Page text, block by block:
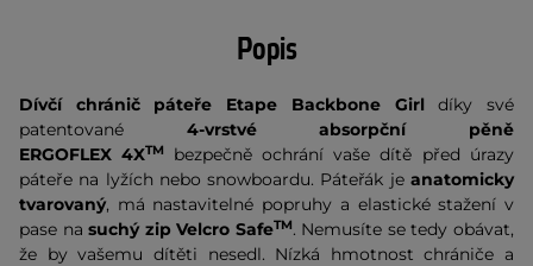
Popis
Dívčí chránič páteře Etape Backbone Girl
díky své
patentované 4-vrstvé
absorpční pěně
ERGOFLEX 4XTM
bezpečně ochrání vaše dítě před úrazy
páteře na lyžích nebo snowboardu. Páteřák jeanatomicky
tvarovaný, má nastavitelné popruhy a elastické stažení v
pase nasuchý zip Velcro SafeTM. Nemusíte se tedy obávat,
že by vašemu dítěti nesedl. Nízká hmotnost chrániče a